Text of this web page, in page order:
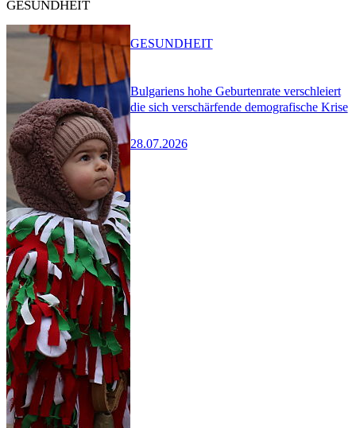
GESUNDHEIT
Bulgariens hohe Geburtenrate verschleiert
die sich verschärfende demografische Krise
28.07.2026
GESUNDHEIT